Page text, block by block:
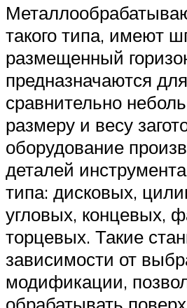
такого типа, имеют
размещенный
предназначаются
сравнительно
размеру и весу
оборудование
деталей
типа: дисковых,
угловых, концевых,
торцевых. Такие
зависимости от
модификации,